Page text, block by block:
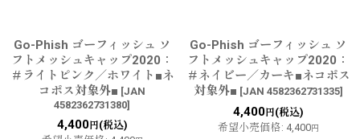
Go-Phish ゴーフィッシュ ソ
フトメッシュキャップ2020：
＃ライトピンク／ホワイト■ネ
コポス対象外■ [JAN
4582362731380]
4,400円(税込)
Go-Phish ゴーフィッシュ ソ
フトメッシュキャップ2020：
＃ネイビー／カーキ■ネコポス
対象外■ [JAN 4582362731335]
4,400円(税込)
希望小売価格: 4,400円